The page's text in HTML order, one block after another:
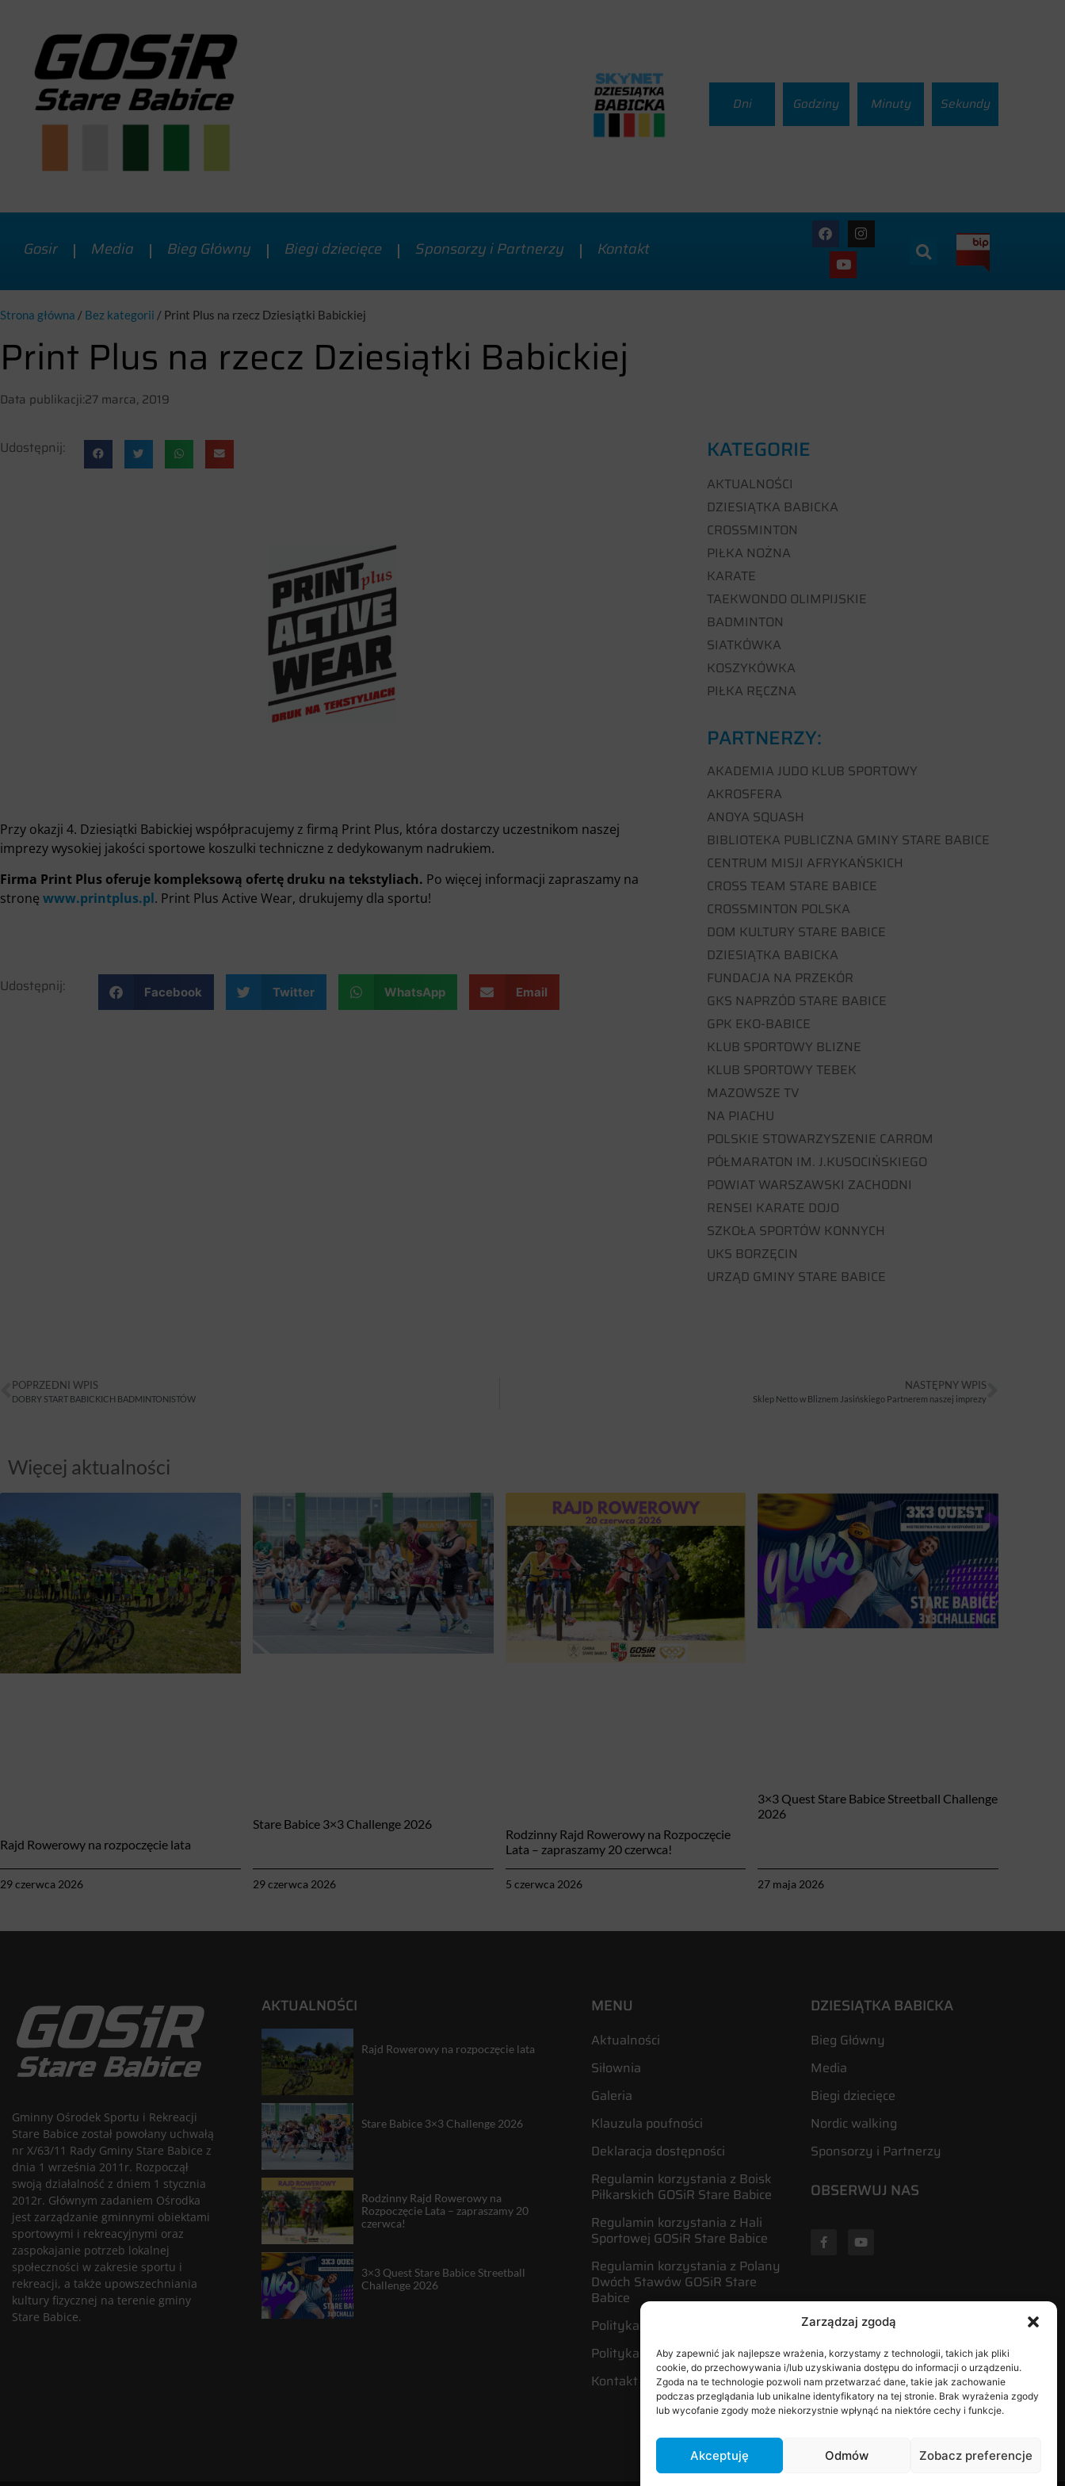
Zarządzaj zgodą
Aby zapewnić jak najlepsze wrażenia, korzystamy z technologii, takich jak pliki
cookie, do przechowywania i/lub uzyskiwania dostępu do informacji o urządzeniu.
Zgoda na te technologie pozwoli nam przetwarzać dane, takie jak zachowanie
podczas przeglądania lub unikalne identyfikatory na tej stronie. Brak wyrażenia zgody
lub wycofanie zgody może niekorzystnie wpłynąć na niektóre cechy i funkcje.
Akceptuję Odmów Zobacz preferencje
Dni Godziny Minuty Sekundy
Gosir Media Bieg Główny Biegi dziecięce Sponsorzy i Partnerzy Kontakt
Strona główna / Bez kategorii / Print Plus na rzecz Dziesiątki Babickiej
Print Plus na rzecz Dziesiątki Babickiej
Data publikacji:27 marca, 2019
Udostępnij:
Przy okazji 4. Dziesiątki Babickiej współpracujemy z firmą Print Plus, która dostarczy uczestnikom naszej
imprezy wysokiej jakości sportowe koszulki techniczne z dedykowanym nadrukiem.
Firma Print Plus oferuje kompleksową ofertę druku na tekstyliach. Po więcej informacji zapraszamy na
stronę www.printplus.pl. Print Plus Active Wear, drukujemy dla sportu!
Udostępnij: Facebook Twitter WhatsApp Email
KATEGORIE
AKTUALNOŚCI
DZIESIĄTKA BABICKA
CROSSMINTON
PIŁKA NOŻNA
KARATE
TAEKWONDO OLIMPIJSKIE
BADMINTON
SIATKÓWKA
KOSZYKÓWKA
PIŁKA RĘCZNA
PARTNERZY:
AKADEMIA JUDO KLUB SPORTOWY
AKROSFERA
ANOYA SQUASH
BIBLIOTEKA PUBLICZNA GMINY STARE BABICE
CENTRUM MISJI AFRYKAŃSKICH
CROSS TEAM STARE BABICE
CROSSMINTON POLSKA
DOM KULTURY STARE BABICE
DZIESIĄTKA BABICKA
FUNDACJA NA PRZEKÓR
GKS NAPRZÓD STARE BABICE
GPK EKO-BABICE
KLUB SPORTOWY BLIZNE
KLUB SPORTOWY TEBEK
MAZOWSZE TV
NA PIACHU
POLSKIE STOWARZYSZENIE CARROM
PÓŁMARATON IM. J.KUSOCIŃSKIEGO
POWIAT WARSZAWSKI ZACHODNI
RENSEI KARATE DOJO
SZKOŁA SPORTÓW KONNYCH
UKS BORZĘCIN
URZĄD GMINY STARE BABICE
POPRZEDNI WPIS
DOBRY START BABICKICH BADMINTONISTÓW
NASTĘPNY WPIS
Sklep Netto w Bliznem Jasińskiego Partnerem naszej imprezy
Więcej aktualności
Rajd Rowerowy na rozpoczęcie lata
29 czerwca 2026
Stare Babice 3×3 Challenge 2026
29 czerwca 2026
Rodzinny Rajd Rowerowy na Rozpoczęcie
Lata – zapraszamy 20 czerwca!
5 czerwca 2026
3×3 Quest Stare Babice Streetball Challenge
2026
27 maja 2026
Gminny Ośrodek Sportu i Rekreacji
Stare Babice został powołany uchwałą
nr X/63/11 Rady Gminy Stare Babice z
dnia 1 września 2011r. Rozpoczął
swoją działalność z dniem 1 stycznia
2012r. Głównym zadaniem Ośrodka
jest zarządzanie gminnymi obiektami
sportowymi i rekreacyjnymi oraz
zaspokajanie potrzeb lokalnej
społeczności w zakresie sportu i
rekreacji, a także upowszechniania
kultury fizycznej na terenie gminy
Stare Babice.
AKTUALNOŚCI
Rajd Rowerowy na rozpoczęcie lata
Stare Babice 3×3 Challenge 2026
Rodzinny Rajd Rowerowy na
Rozpoczęcie Lata – zapraszamy 20
czerwca!
3×3 Quest Stare Babice Streetball
Challenge 2026
MENU
Aktualności
Siłownia
Galeria
Klauzula poufności
Deklaracja dostępności
Regulamin korzystania z Boisk
Piłkarskich GOSiR Stare Babice
Regulamin korzystania z Hali
Sportowej GOSiR Stare Babice
Regulamin korzystania z Polany
Dwóch Stawów GOSiR Stare
Babice
Polityka plików cookies
Polityka prywatności
Kontakt
DZIESIĄTKA BABICKA
Bieg Główny
Media
Biegi dziecięce
Nordic walking
Sponsorzy i Partnerzy
OBSERWUJ NAS